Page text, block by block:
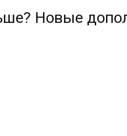
Новые